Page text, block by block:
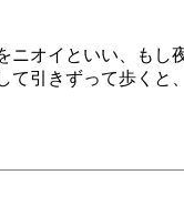
ニオイといい、もし
て引きずって歩くと